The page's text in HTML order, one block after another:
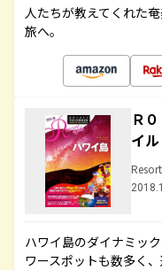
人たちが教えてくれた
旅へ。
Ｒ
イ
ハワイ島のダイナミッ
ワースポットも数多く